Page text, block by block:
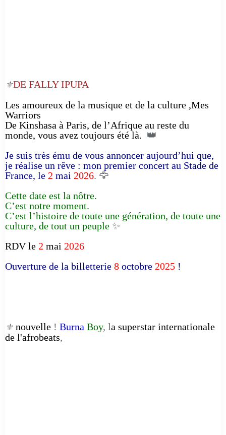
⚜️DE FALLY IPUPA
Les amoureux de la musique et de la culture ,Mes
Warriors
De Kinshasa à Paris, de l’Afrique au reste du
monde, vous avez toujours été là. 👑
Je suis très ému de vous annoncer aujourd’hui que,
je réalise un rêve : mon premier concert au Stade de
France, le 2 mai 2026. 🦅
Cette date est la nôtre.
C’est notre moment.
C’est l’histoire de toute une génération, de toute une
culture, de tout un peuple ✨
RDV le 2 mai 2026
Ouverture de la billetterie 8 octobre 2025 !
⚜️ nouvelle ! Burna Boy, la superstar internationale
de l'afrobeats,